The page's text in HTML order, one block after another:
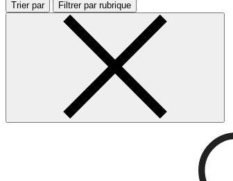
Trier par Filtrer par rubrique